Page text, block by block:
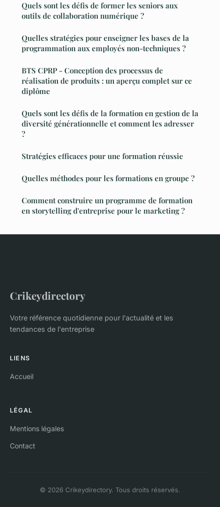
Quels sont les défis de former les seniors aux
outils de collaboration numérique ?
Quelles stratégies pour enseigner les bases de la
programmation aux employés non-techniques ?
BTS CPRP - Conception des processus de
réalisation de produits : un aperçu complet sur ce
diplôme
Quels sont les défis de la formation en gestion de la
diversité générationnelle et comment les adresser
?
Stratégies efficaces pour une formation réussie
Quelles méthodes pour les formations en groupe ?
Comment construire un programme de formation
en storytelling d'entreprise pour le marketing ?
Crikeydirectory
Votre référence quotidienne pour l'actualité et les
tendances de l'entreprise
LIENS
Accueil
LÉGAL
Mentions légales
Contact
© 2026 Crikeydirectory. Tous droits réservés.